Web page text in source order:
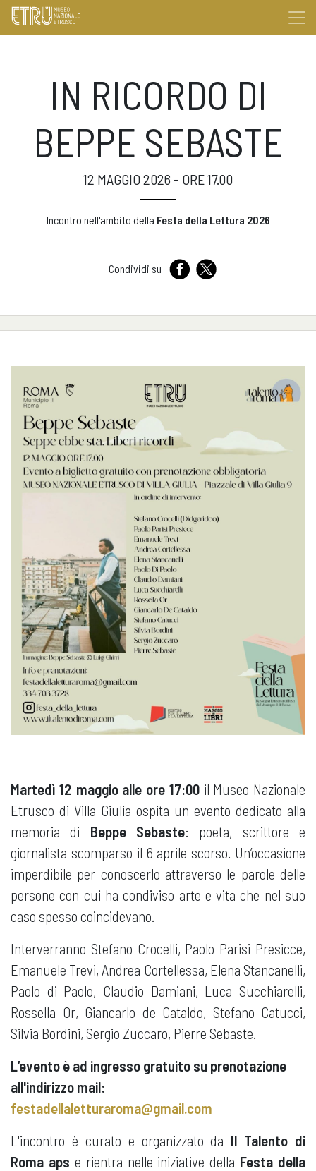
IN RICORDO DI
BEPPE SEBASTE
12 MAGGIO 2026 - ORE 17.00
Incontro nell'ambito della Festa della Lettura 2026
Condividi su
Martedì 12 maggio alle ore 17:00il Museo Nazionale
Etrusco di Villa Giulia ospita un evento dedicato alla
memoria di Beppe Sebaste: poeta, scrittore e
giornalista scomparso il 6 aprile scorso. Un’occasione
imperdibile per conoscerlo attraverso le parole delle
persone con cui ha condiviso arte e vita che nel suo
caso spesso coincidevano.
Interverranno Stefano Crocelli, Paolo Parisi Presicce,
Emanuele Trevi, Andrea Cortellessa, Elena Stancanelli,
Paolo di Paolo, Claudio Damiani, Luca Succhiarelli,
Rossella Or, Giancarlo de Cataldo, Stefano Catucci,
Silvia Bordini, Sergio Zuccaro, Pierre Sebaste.
L’evento è ad ingresso gratuito su prenotazione
all'indirizzo mail:
festadellaletturaroma@gmail.com
L'incontro è curato e organizzato da Il Talento di
Roma aps e rientra nelle iniziative della Festa della